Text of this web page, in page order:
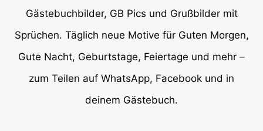
Gästebuchbilder, GB Pics und Grußbilder mit
Sprüchen. Täglich neue Motive für Guten Morgen,
Gute Nacht, Geburtstage, Feiertage und mehr –
zum Teilen auf WhatsApp, Facebook und in
deinem Gästebuch.